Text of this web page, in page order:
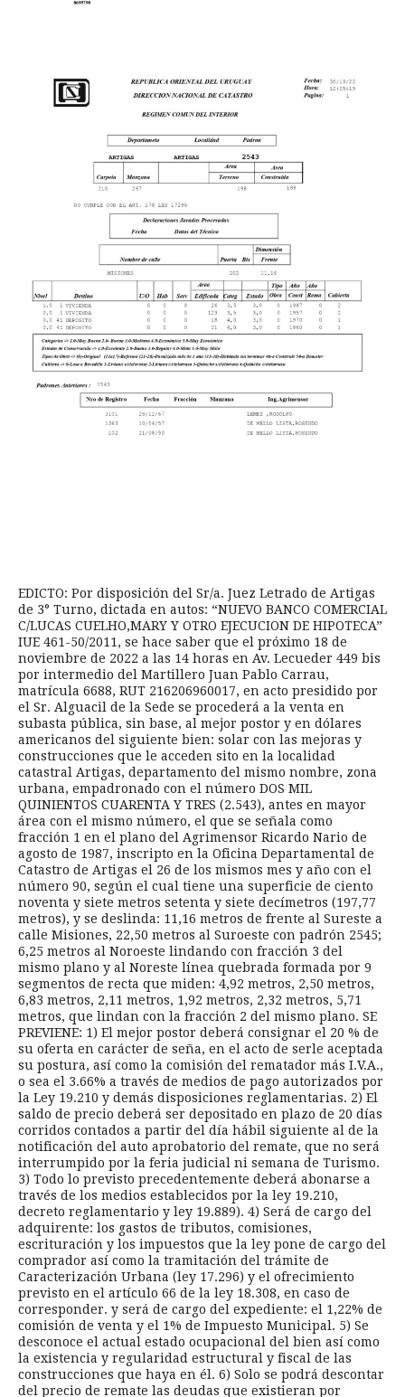
EDICTO: Por disposición del Sr/a. Juez Letrado de Artigas
de 3° Turno, dictada en autos: “NUEVO BANCO COMERCIAL
C/LUCAS CUELHO,MARY Y OTRO EJECUCION DE HIPOTECA”
IUE 461-50/2011, se hace saber que el próximo 18 de
noviembre de 2022 a las 14 horas en Av. Lecueder 449 bis
por intermedio del Martillero Juan Pablo Carrau,
matrícula 6688, RUT 216206960017, en acto presidido por
el Sr. Alguacil de la Sede se procederá a la venta en
subasta pública, sin base, al mejor postor y en dólares
americanos del siguiente bien: solar con las mejoras y
construcciones que le acceden sito en la localidad
catastral Artigas, departamento del mismo nombre, zona
urbana, empadronado con el número DOS MIL
QUINIENTOS CUARENTA Y TRES (2.543), antes en mayor
área con el mismo número, el que se señala como
fracción 1 en el plano del Agrimensor Ricardo Nario de
agosto de 1987, inscripto en la Oficina Departamental de
Catastro de Artigas el 26 de los mismos mes y año con el
número 90, según el cual tiene una superficie de ciento
noventa y siete metros setenta y siete decímetros (197,77
metros), y se deslinda: 11,16 metros de frente al Sureste a
calle Misiones, 22,50 metros al Suroeste con padrón 2545;
6,25 metros al Noroeste lindando con fracción 3 del
mismo plano y al Noreste línea quebrada formada por 9
segmentos de recta que miden: 4,92 metros, 2,50 metros,
6,83 metros, 2,11 metros, 1,92 metros, 2,32 metros, 5,71
metros, que lindan con la fracción 2 del mismo plano. SE
PREVIENE: 1) El mejor postor deberá consignar el 20 % de
su oferta en carácter de seña, en el acto de serle aceptada
su postura, así como la comisión del rematador más I.V.A.,
o sea el 3.66% a través de medios de pago autorizados por
la Ley 19.210 y demás disposiciones reglamentarias. 2) El
saldo de precio deberá ser depositado en plazo de 20 días
corridos contados a partir del día hábil siguiente al de la
notificación del auto aprobatorio del remate, que no será
interrumpido por la feria judicial ni semana de Turismo.
3) Todo lo previsto precedentemente deberá abonarse a
través de los medios establecidos por la ley 19.210,
decreto reglamentario y ley 19.889). 4) Será de cargo del
adquirente: los gastos de tributos, comisiones,
escrituración y los impuestos que la ley pone de cargo del
comprador así como la tramitación del trámite de
Caracterización Urbana (ley 17.296) y el ofrecimiento
previsto en el artículo 66 de la ley 18.308, en caso de
corresponder. y será de cargo del expediente: el 1,22% de
comisión de venta y el 1% de Impuesto Municipal. 5) Se
desconoce el actual estado ocupacional del bien así como
la existencia y regularidad estructural y fiscal de las
construcciones que haya en él. 6) Solo se podrá descontar
del precio de remate las deudas que existieran por